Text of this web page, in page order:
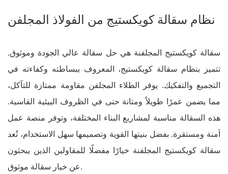
نظام سقالة كويكستيج من الفولاذ المجلفن
سقالة كويكستيج المجلفنة هي حل سقالة عالي الجودة وموثوق.
تتميز بنظام سقالة كويكستيج، المعروف ببساطته وكفاءته في
التجميع والتفكيك. يوفر الطلاء المجلفن مقاومة ممتازة للتآكل،
مما يضمن عمرًا طويلاً ومتانة حتى في الظروف البيئية القاسية.
هذه السقالة مناسبة لمشاريع البناء المختلفة، وتوفر منصة عمل
آمنة ومستقرة. بفضل بنيتها القوية وتصميمها سهل الاستخدام، تُعد
سقالة كويكستيج المجلفنة خيارًا مفضلًا للمقاولين الذين يبحثون
عن خيار سقالة موثوق.